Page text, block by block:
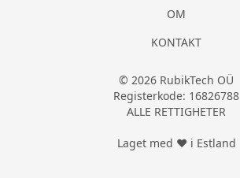
OM
KONTAKT
© 2026 RubikTech OÜ
Registerkode: 16826788
ALLE RETTIGHETER
Laget med ❤ i Estland